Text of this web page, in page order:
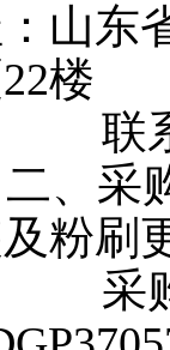
山东
楼
系方
、采
粉刷
购项